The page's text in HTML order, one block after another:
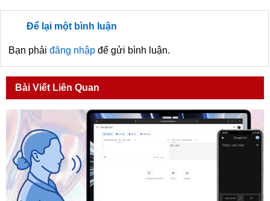
Để lại một bình luận
Bạn phảiđăng nhập để gửi bình luận.
Bài Viết Liên Quan